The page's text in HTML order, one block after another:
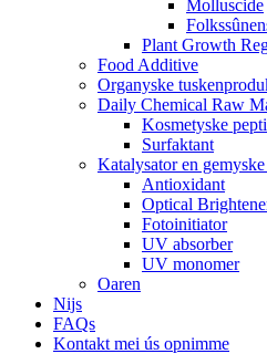
Molluscide
Plant Growth
Food Additive
Organyske
Daily Chemical Raw
Kosmetyske
Surfaktant
Katalysator en
Antioxidant
Optical
Fotoinitiator
UV absorber
UV monomer
Oaren
Nijs
FAQs
Kontakt mei ús opnimme